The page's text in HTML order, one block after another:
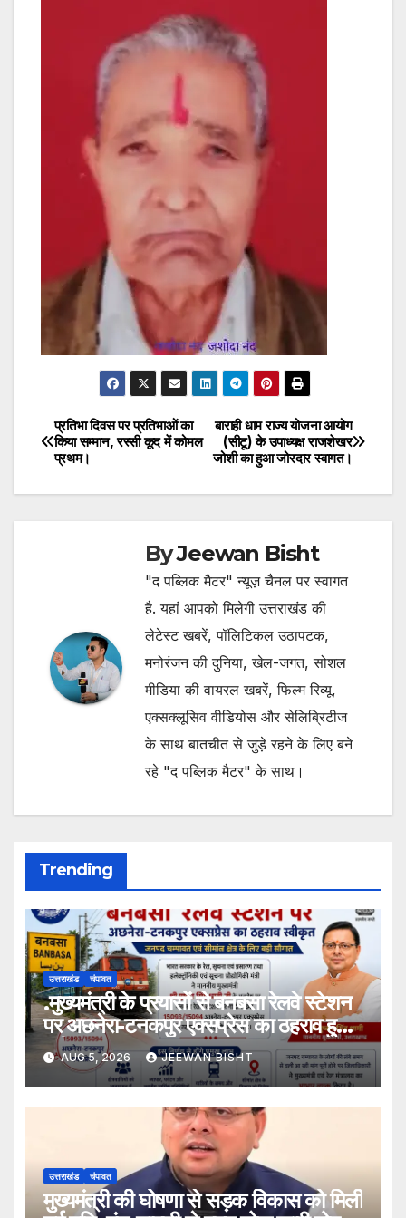
Post
navigation
बाराही धाम राज्य योजना आयोग
(सीटू) के उपाध्यक्ष राजशेखर
जोशी का हुआ जोरदार स्वागत।
प्रतिभा दिवस पर प्रतिभाओं का
किया सम्मान, रस्सी कूद में कोमल
प्रथम।
ByJeewan Bisht
"द पब्लिक मैटर" न्यूज़ चैनल पर स्वागत
है. यहां आपको मिलेगी उत्तराखंड की
लेटेस्ट खबरें, पॉलिटिकल उठापटक,
मनोरंजन की दुनिया, खेल-जगत, सोशल
मीडिया की वायरल खबरें, फिल्म रिव्यू,
एक्सक्लूसिव वीडियोस और सेलिब्रिटीज
के साथ बातचीत से जुड़े रहने के लिए बने
रहे "द पब्लिक मैटर" के साथ।
Trending
उत्तराखंड चंपावत
.मुख्यमंत्री के प्रयासों से बनबसा रेलवे स्टेशन
पर अछनेरा-टनकपुर एक्सप्रेस का ठहराव हुआ
स्वीकृत
AUG 5, 2026 JEEWAN BISHT
उत्तराखंड चंपावत
मुख्यमंत्री की घोषणा से सड़क विकास को मिली